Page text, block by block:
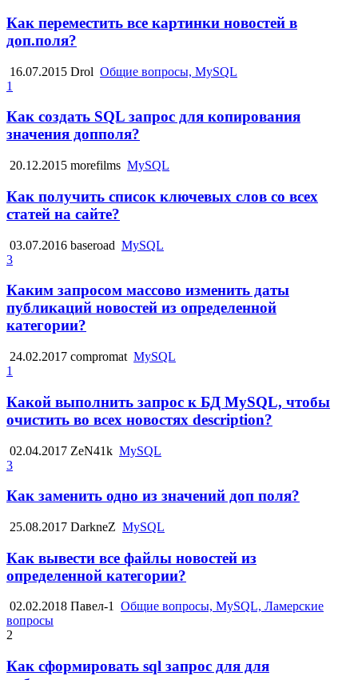
Как переместить все картинки новостей в
доп.поля?
16.07.2015 Drol Общие вопросы, MySQL
1
Как создать SQL запрос для копирования
значения допполя?
20.12.2015 morefilms MySQL
Как получить список ключевых слов со всех
статей на сайте?
03.07.2016 baseroad MySQL
3
Каким запросом массово изменить даты
публикаций новостей из определенной
категории?
24.02.2017 compromat MySQL
1
Какой выполнить запрос к БД MySQL, чтобы
очистить во всех новостях description?
02.04.2017 ZeN41k MySQL
3
Как заменить одно из значений доп поля?
25.08.2017 DarkneZ MySQL
Как вывести все файлы новостей из
определенной категории?
02.02.2018 Павел-1
Общие вопросы, MySQL, Ламерские
вопросы
2
Как сформировать sql запрос для для